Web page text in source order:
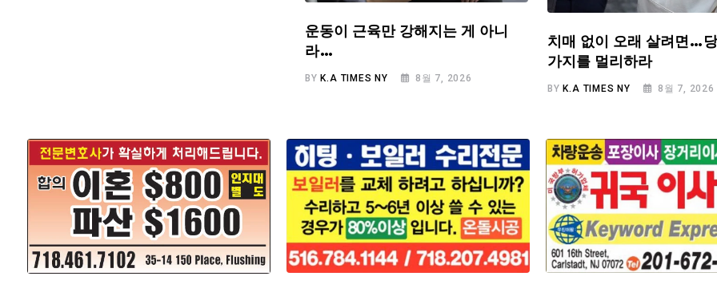
운동이 근육만 강해지는 게 아니
라…
BY K.A TIMES NY 8월 7, 2026
치매 없이 오래 살려면…
가지를 멀리하라
BYK.A TIMES NY 8월 7, 2026